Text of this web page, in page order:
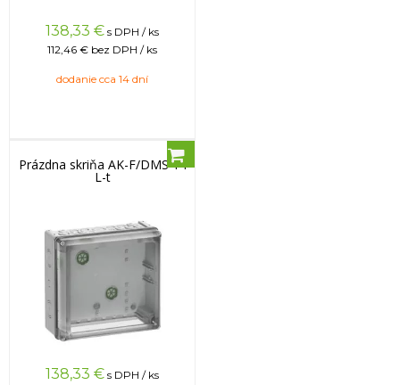
138,33 € s DPH / ks
112,46 € bez DPH / ks
dodanie cca 14 dní
Prázdna skriňa AK-F/DMS 14
L-t
138,33 € s DPH / ks